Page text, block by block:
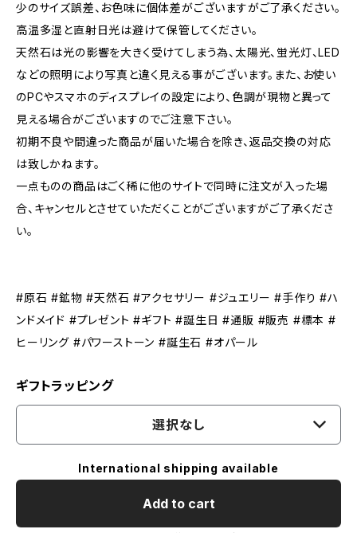
少のサイズ誤差、お色味に個体差がございますがご了承ください。
高温多湿と直射日光は避けて保管してください。
天然石は光の影響を大きく受けてしまう為、太陽光、蛍光灯、LED
などの照明により写真と違く見える事がございます。また、お使い
のPCやスマホのディスプレイの設定により、色調が現物と異って
見える場合がございますのでご注意下さい。
初期不良や間違った商品が届いた場合を除き、返品交換の対応
は致しかねます。
一点ものの商品はごく稀に他のサイトで同時に注文が入った場
合、キャンセルとさせていただくことがございますがご了承くださ
い。
#原石 #鉱物 #天然石 #アクセサリー #ジュエリー #手作り #ハ
ンドメイド #プレゼント #ギフト #誕生日 #通販 #販売 #標本 #
ヒーリング #パワーストーン #誕生石 #オパール
ギフトラッピング
選択なし
International shipping available
Add to cart